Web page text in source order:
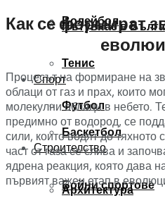
Пътувнае в
Спорт
Баскетбол
Бойни спортове
Волейбол
Тенис
Футбол
Строителство
Архитектура
Как се формират
Процесът на формиране на
облаци от газ и прах, които
молекулни облаци в небето.
предимно от водород, се
сили, които водят до тяхното
част от газа се слива и
ядрена реакция, която дава
първият важен етап в